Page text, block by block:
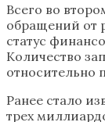
Всего во
обращений от
статус
Количество
относительно
Ранее стало
трех